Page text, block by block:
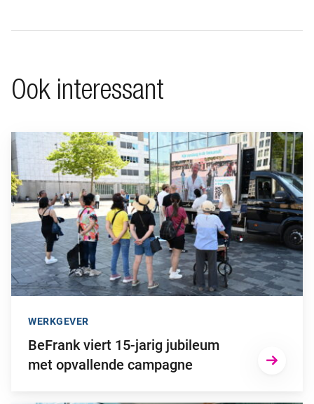
Ook interessant
Ga naar “BeFrank viert 15-jarig jubileum met opvallende
BeFrank viert 15-jarig jubileum
met opvallende campagne
WERKGEVER